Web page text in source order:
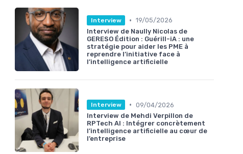
Interview • 19/05/2026
Interview de Naully Nicolas de
GERESO Édition : Guérill-iA : une
stratégie pour aider les PME à
reprendre l’initiative face à
l’intelligence artificielle
Interview • 09/04/2026
Interview de Mehdi Verpillon de
RPTech AI : Intégrer concrètement
l’intelligence artificielle au cœur de
l’entreprise